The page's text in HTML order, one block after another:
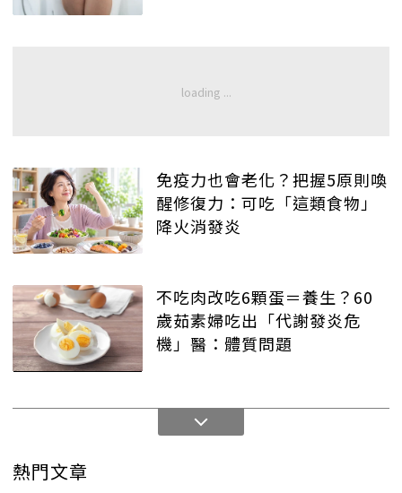
免疫力也會老化？把握5原則喚
醒修復力：可吃「這類食物」
降火消發炎
不吃肉改吃6顆蛋＝養生？60
歲茹素婦吃出「代謝發炎危
機」醫：體質問題
熱門文章